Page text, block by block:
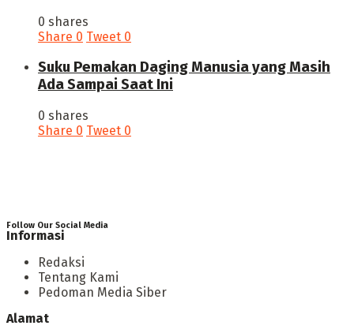
0 shares
Share 0 Tweet 0
‎Suku Pemakan Daging Manusia yang Masih
Ada Sampai Saat Ini
0 shares
Share 0 Tweet 0
Follow Our Social Media
Informasi
Redaksi
Tentang Kami
Pedoman Media Siber
Alamat